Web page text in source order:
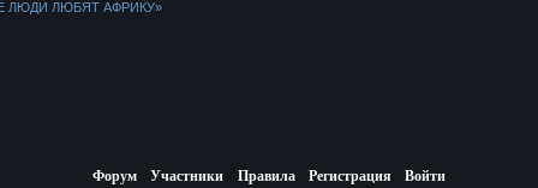
ЛЮДИ ЛЮБЯТ АФРИКУ»
Форум Участники Правила Регистрация Войти